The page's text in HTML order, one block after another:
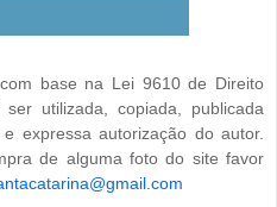
base na Lei 9610 de Direito
utilizada, copiada, publicada
expressa autorização do autor.
de alguma foto do site favor